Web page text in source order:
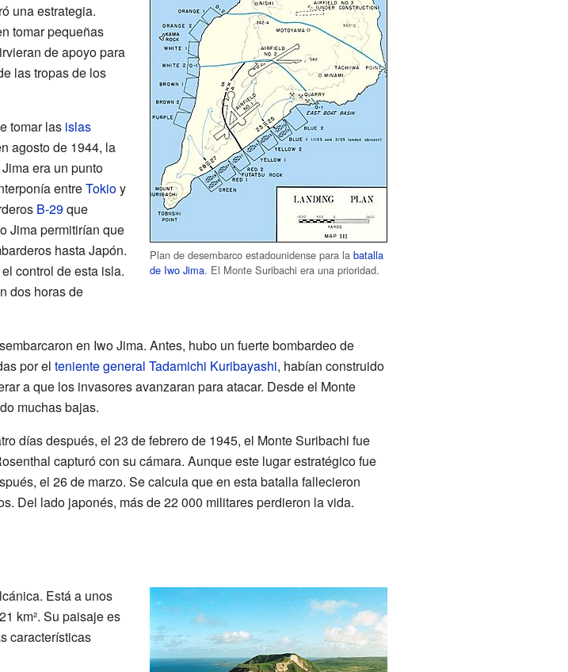
Plan de desembarco estadounidense para labatalla
de Iwo Jima. El Monte Suribachi era una prioridad.
una estrategia.
tomar pequeñas
de apoyo para
las tropas de los
tomar las islas
agosto de 1944, la
era un punto
entreTokioy
B-29que
Jima permitirían que
hasta Japón.
control de esta isla.
dos horas de
en Iwo Jima. Antes, hubo un fuerte bombardeo de
por el teniente general Tadamichi Kuribayashi, habían construido
a que los invasores avanzaran para atacar. Desde el Monte
muchas bajas.
días después, el 23 de febrero de 1945, el Monte Suribachi fue
capturó con su cámara. Aunque este lugar estratégico fue
el 26 de marzo. Se calcula que en esta batalla fallecieron
Del lado japonés, más de 22 000 militares perdieron la vida.
Está a unos
km². Su paisaje es
características